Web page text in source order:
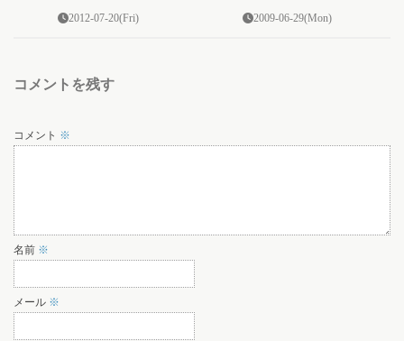
2012-07-20(Fri) 2009-06-29(Mon)
コメントを残す
コメント ※
名前 ※
メール ※